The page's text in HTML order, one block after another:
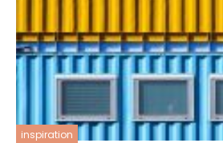
inspiration